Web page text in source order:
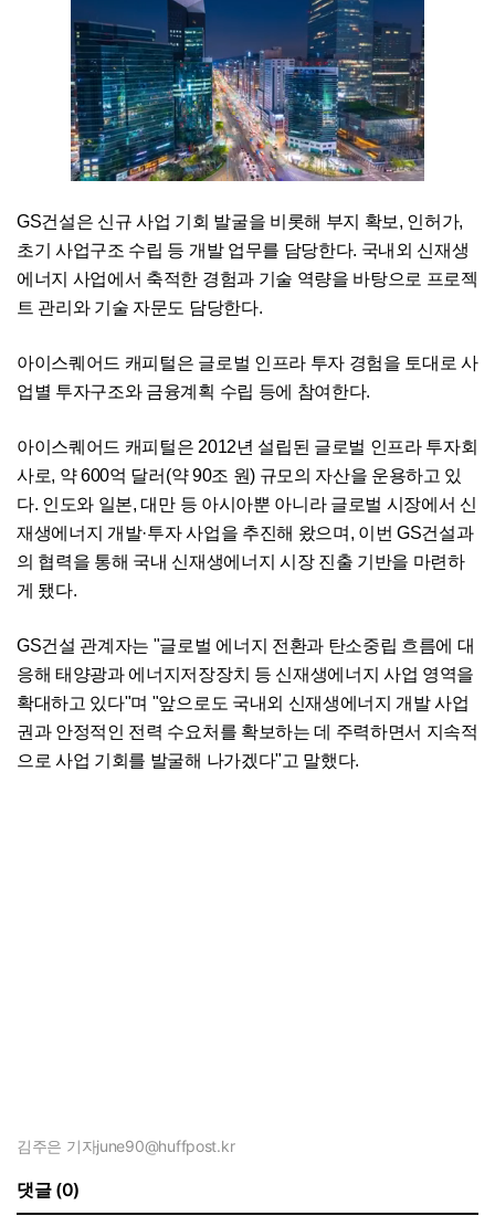
GS건설은 신규 사업 기회 발굴을 비롯해 부지 확보, 인허가,
초기 사업구조 수립 등 개발 업무를 담당한다. 국내외 신재생
에너지 사업에서 축적한 경험과 기술 역량을 바탕으로 프로젝
트 관리와 기술 자문도 담당한다.
아이스퀘어드 캐피털은 글로벌 인프라 투자 경험을 토대로 사
업별 투자구조와 금융계획 수립 등에 참여한다.
아이스퀘어드 캐피털은 2012년 설립된 글로벌 인프라 투자회
사로, 약 600억 달러(약 90조 원) 규모의 자산을 운용하고 있
다. 인도와 일본, 대만 등 아시아뿐 아니라 글로벌 시장에서 신
재생에너지 개발·투자 사업을 추진해 왔으며, 이번 GS건설과
의 협력을 통해 국내 신재생에너지 시장 진출 기반을 마련하
게 됐다.
GS건설 관계자는 "글로벌 에너지 전환과 탄소중립 흐름에 대
응해 태양광과 에너지저장장치 등 신재생에너지 사업 영역을
확대하고 있다"며 "앞으로도 국내외 신재생에너지 개발 사업
권과 안정적인 전력 수요처를 확보하는 데 주력하면서 지속적
으로 사업 기회를 발굴해 나가겠다"고 말했다.
김주은 기자june90@huffpost.kr
댓글 (0)